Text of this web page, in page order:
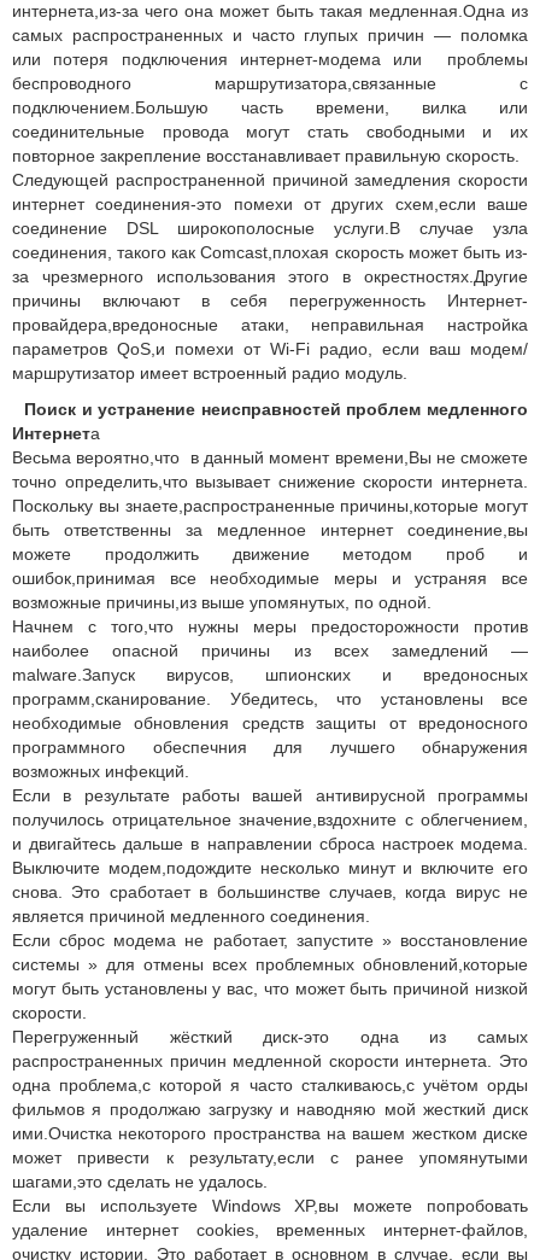
интернета,из-за чего она может быть такая медленная.Одна из
самых распространенных и часто глупых причин — поломка
или потеря подключения интернет-модема или проблемы
беспроводного маршрутизатора,связанные с
подключением.Большую часть времени, вилка или
соединительные провода могут стать свободными и их
повторное закрепление восстанавливает правильную скорость.
Следующей распространенной причиной замедления скорости
интернет соединения-это помехи от других схем,если ваше
соединение DSL широкополосные услуги.В случае узла
соединения, такого как Comcast,плохая скорость может быть из-
за чрезмерного использования этого в окрестностях.Другие
причины включают в себя перегруженность Интернет-
провайдера,вредоносные атаки, неправильная настройка
параметров QoS,и помехи от Wi-Fi радио, если ваш модем/
маршрутизатор имеет встроенный радио модуль.
Поиск и устранение неисправностей проблем медленного
Интернета
Весьма вероятно,что в данный момент времени,Вы не сможете
точно определить,что вызывает снижение скорости интернета.
Поскольку вы знаете,распространенные причины,которые могут
быть ответственны за медленное интернет соединение,вы
можете продолжить движение методом проб и
ошибок,принимая все необходимые меры и устраняя все
возможные причины,из выше упомянутых, по одной.
Начнем с того,что нужны меры предосторожности против
наиболее опасной причины из всех замедлений —
malware.Запуск вирусов, шпионских и вредоносных
программ,сканирование. Убедитесь, что установлены все
необходимые обновления средств защиты от вредоносного
программного обеспечния для лучшего обнаружения
возможных инфекций.
Если в результате работы вашей антивирусной программы
получилось отрицательное значение,вздохните с облегчением,
и двигайтесь дальше в направлении сброса настроек модема.
Выключите модем,подождите несколько минут и включите его
снова. Это сработает в большинстве случаев, когда вирус не
является причиной медленного соединения.
Если сброс модема не работает, запустите » восстановление
системы » для отмены всех проблемных обновлений,которые
могут быть установлены у вас, что может быть причиной низкой
скорости.
Перегруженный жёсткий диск-это одна из самых
распространенных причин медленной скорости интернета. Это
одна проблема,с которой я часто сталкиваюсь,с учётом орды
фильмов я продолжаю загрузку и наводняю мой жесткий диск
ими.Очистка некоторого пространства на вашем жестком диске
может привести к результату,если с ранее упомянутыми
шагами,это сделать не удалось.
Если вы используете Windows XP,вы можете попробовать
удаление интернет cookies, временных интернет-файлов,
очистку истории. Это работает в основном в случае, если вы